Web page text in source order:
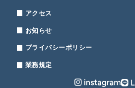
アクセス
お知らせ
プライバシーポリシー
業務規定